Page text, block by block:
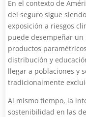
En el contexto de
del seguro sigue
exposición a riesgos
puede desempeñar
productos
distribución y
llegar a poblaciones y
tradicionalmente
Al mismo tiempo, la
sostenibilidad en las